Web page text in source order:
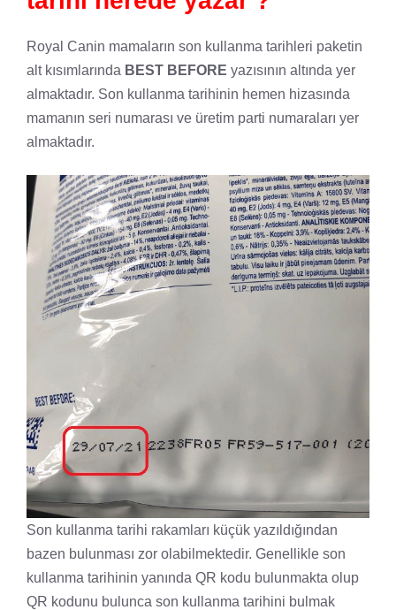
Royal Canin mamaların son kullanma tarihleri paketin
alt kısımlarında BEST BEFORE yazısının altında yer
almaktadır. Son kullanma tarihinin hemen hizasında
mamanın seri numarası ve üretim parti numaraları yer
almaktadır.
Son kullanma tarihi rakamları küçük yazıldığından
bazen bulunması zor olabilmektedir. Genellikle son
kullanma tarihinin yanında QR kodu bulunmakta olup
QR kodunu bulunca son kullanma tarihini bulmak